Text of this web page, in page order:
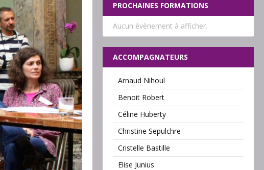
PROCHAINES FORMATIONS
Aucun évènement à afficher.
ACCOMPAGNATEURS
Arnaud Nihoul
Benoit Robert
Céline Huberty
Christine Sepulchre
Cristelle Bastille
Elise Junius